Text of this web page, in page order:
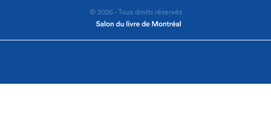
© 2026 - Tous droits réservés